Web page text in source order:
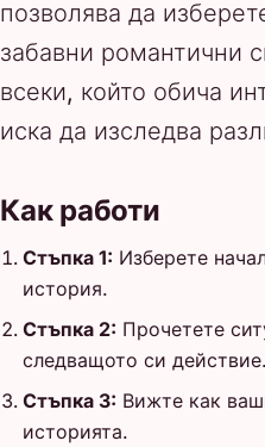
позволява да
забавни романтични
всеки, който обича
иска да изследва
Как работи
Стъпка 1: Изберете
история.
Стъпка 2: Прочетете
следващото си действие.
Стъпка 3: Вижте как
историята.